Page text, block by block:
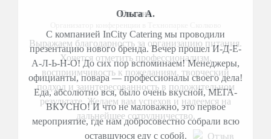
Оксана
Выражаем благодарность за организацию питания.
Хочется отметить профессионализм,
восприимчивость к пожеланиям, творческий
подход и заинтересованность в положительном
результате. Желаем вам успехов и надеемся на
дальнейшее сотрудничество.